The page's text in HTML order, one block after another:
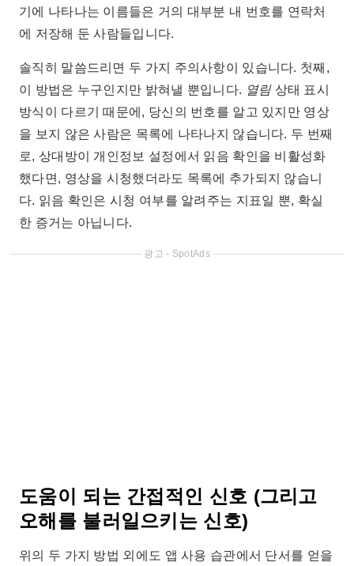
기에 나타나는 이름들은 거의 대부분 내 번호를 연락처
에 저장해 둔 사람들입니다.
솔직히 말씀드리면 두 가지 주의사항이 있습니다. 첫째,
이 방법은 누구인지만 밝혀낼 뿐입니다. 열림상태 표시
방식이 다르기 때문에, 당신의 번호를 알고 있지만 영상
을 보지 않은 사람은 목록에 나타나지 않습니다. 두 번째
로, 상대방이 개인정보 설정에서 읽음 확인을 비활성화
했다면, 영상을 시청했더라도 목록에 추가되지 않습니
다. 읽음 확인은 시청 여부를 알려주는 지표일 뿐, 확실
한 증거는 아닙니다.
광고 - SpotAds
도움이 되는 간접적인 신호 (그리고
오해를 불러일으키는 신호)
위의 두 가지 방법 외에도 앱 사용 습관에서 단서를 얻을